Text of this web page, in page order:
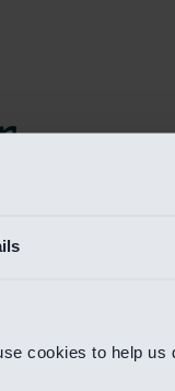
cookies to help us